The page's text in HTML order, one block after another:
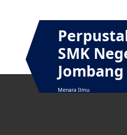
SMK
Jombang
Menara Ilmu